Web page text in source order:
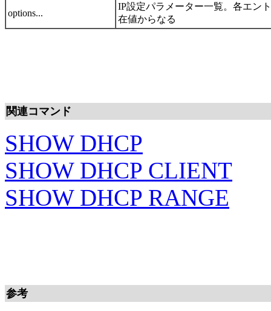
options...
IP設定パラメーター一覧。各エン
在値からなる
関連コマンド
SHOW DHCP
SHOW DHCP CLIENT
SHOW DHCP RANGE
参考